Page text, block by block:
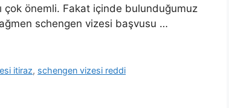
çok önemli. Fakat içinde bulunduğumuz
schengen vizesi başvusu …
itiraz, schengen vizesi reddi